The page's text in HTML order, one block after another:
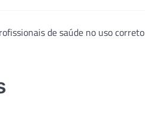
de saúde no uso correto